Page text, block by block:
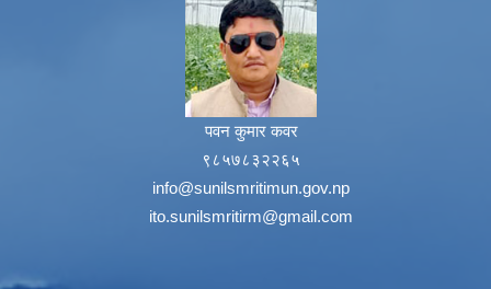
पवन कुमार कवर
९८५७८३२२६५
info@sunilsmritimun.gov.np
ito.sunilsmritirm@gmail.com